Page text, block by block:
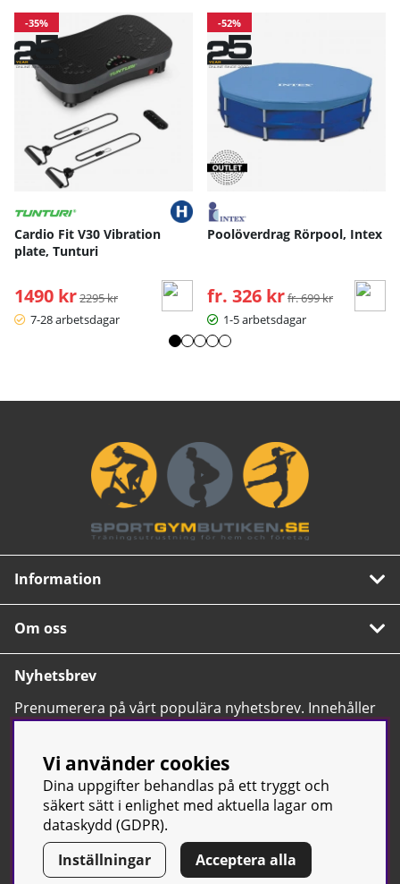
-35%
Cardio Fit V30 Vibration
plate, Tunturi
1490 kr Ordinarie pris:
2295 kr
7-28 arbetsdagar
-52%
Poolöverdrag Rörpool, Intex
fr. 326 kr Ordinarie pris:
fr. 699 kr
1-5 arbetsdagar
Information
Om oss
Nyhetsbrev
Prenumerera på vårt populära nyhetsbrev. Innehåller
tips, nyheter och våra allra bästa erbjudanden.
© Sport & Gym Butiken JTC AB | Kontakta oss| All rights reserved
| Org.nr: 556668-7058 | Tel: 0500-42 87 00
Vi använder cookies
Dina uppgifter behandlas på ett tryggt och
säkert sätt i enlighet med aktuella lagar om
dataskydd (GDPR).
Inställningar
Acceptera alla